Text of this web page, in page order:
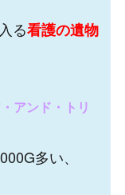
る看護の遺物
アンド・トリ
多い、